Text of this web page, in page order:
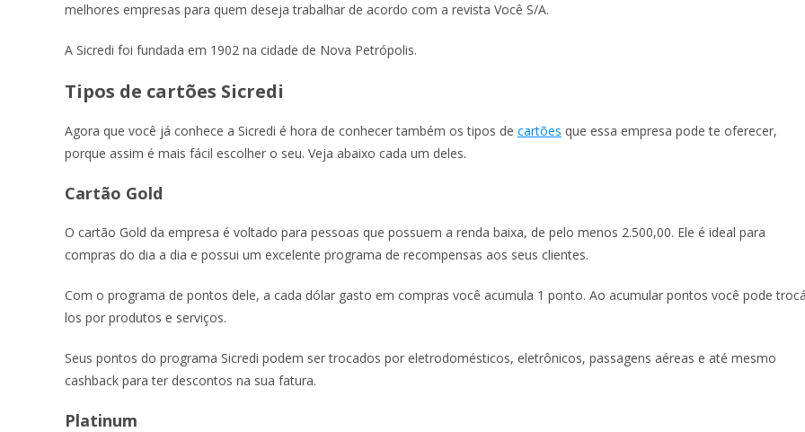
melhores empresas para quem deseja trabalhar de acordo com a revista Você S/A.
A Sicredi foi fundada em 1902 na cidade de Nova Petrópolis.
Tipos de cartões Sicredi
Agora que você já conhece a Sicredi é hora de conhecer também os tipos de cartões que essa empresa pode te oferecer,
porque assim é mais fácil escolher o seu. Veja abaixo cada um deles.
Cartão Gold
O cartão Gold da empresa é voltado para pessoas que possuem a renda baixa, de pelo menos 2.500,00. Ele é ideal para
compras do dia a dia e possui um excelente programa de recompensas aos seus clientes.
Com o programa de pontos dele, a cada dólar gasto em compras você acumula 1 ponto. Ao acumular pontos você pode
los por produtos e serviços.
Seus pontos do programa Sicredi podem ser trocados por eletrodomésticos, eletrônicos, passagens aéreas e até mesmo
cashback para ter descontos na sua fatura.
Platinum